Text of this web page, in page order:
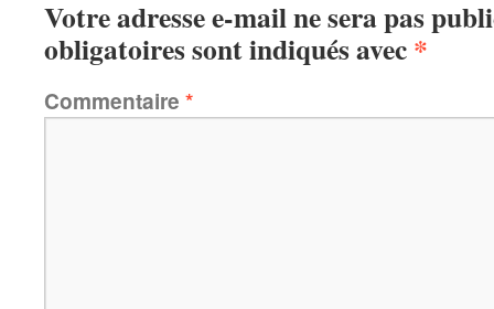
Votre adresse e-mail ne sera pas
obligatoires sont indiqués avec*
Commentaire *